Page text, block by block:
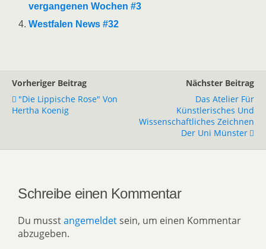
vergangenen Wochen #3
Westfalen News #32
Vorheriger Beitrag
"Die Lippische Rose" Von
Hertha Koenig
Nächster Beitrag
Das Atelier Für
Künstlerisches Und
Wissenschaftliches Zeichnen
Der Uni Münster
Schreibe einen Kommentar
Du musstangemeldet sein, um einen Kommentar
abzugeben.